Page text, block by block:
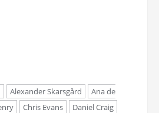
Alexander Skarsgård
Ana de
Chris Evans
Daniel Craig